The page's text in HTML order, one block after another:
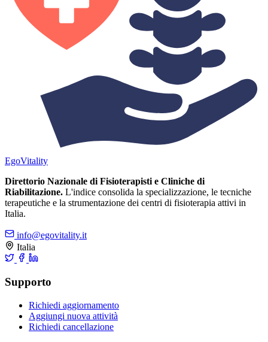
EgoVitality
Direttorio Nazionale di Fisioterapisti e Cliniche di
Riabilitazione. L'indice consolida la specializzazione, le tecniche
terapeutiche e la strumentazione dei centri di fisioterapia attivi in
Italia.
info@egovitality.it
Italia
Supporto
Richiedi aggiornamento
Aggiungi nuova attività
Richiedi cancellazione